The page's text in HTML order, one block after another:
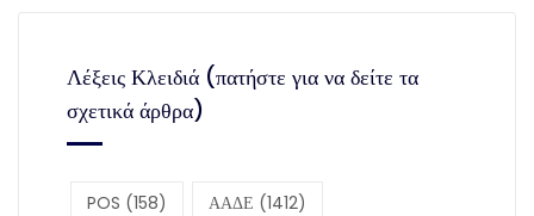
Λέξεις Κλειδιά (πατήστε για να δείτε τα
σχετικά άρθρα)
POS (158) ΑΑΔΕ (1412)